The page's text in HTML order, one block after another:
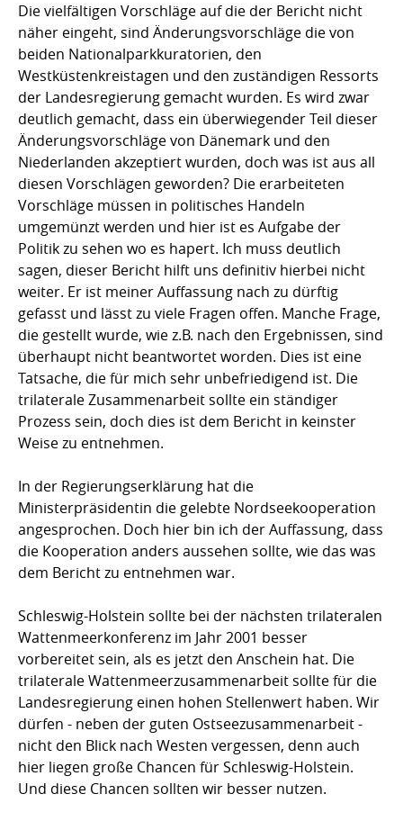
Die vielfältigen Vorschläge auf die der Bericht nicht
näher eingeht, sind Änderungsvorschläge die von
beiden Nationalparkkuratorien, den
Westküstenkreistagen und den zuständigen Ressorts
der Landesregierung gemacht wurden. Es wird zwar
deutlich gemacht, dass ein überwiegender Teil dieser
Änderungsvorschläge von Dänemark und den
Niederlanden akzeptiert wurden, doch was ist aus all
diesen Vorschlägen geworden? Die erarbeiteten
Vorschläge müssen in politisches Handeln
umgemünzt werden und hier ist es Aufgabe der
Politik zu sehen wo es hapert. Ich muss deutlich
sagen, dieser Bericht hilft uns definitiv hierbei nicht
weiter. Er ist meiner Auffassung nach zu dürftig
gefasst und lässt zu viele Fragen offen. Manche Frage,
die gestellt wurde, wie z.B. nach den Ergebnissen, sind
überhaupt nicht beantwortet worden. Dies ist eine
Tatsache, die für mich sehr unbefriedigend ist. Die
trilaterale Zusammenarbeit sollte ein ständiger
Prozess sein, doch dies ist dem Bericht in keinster
Weise zu entnehmen.
In der Regierungserklärung hat die
Ministerpräsidentin die gelebte Nordseekooperation
angesprochen. Doch hier bin ich der Auffassung, dass
die Kooperation anders aussehen sollte, wie das was
dem Bericht zu entnehmen war.
Schleswig-Holstein sollte bei der nächsten trilateralen
Wattenmeerkonferenz im Jahr 2001 besser
vorbereitet sein, als es jetzt den Anschein hat. Die
trilaterale Wattenmeerzusammenarbeit sollte für die
Landesregierung einen hohen Stellenwert haben. Wir
dürfen - neben der guten Ostseezusammenarbeit -
nicht den Blick nach Westen vergessen, denn auch
hier liegen große Chancen für Schleswig-Holstein.
Und diese Chancen sollten wir besser nutzen.